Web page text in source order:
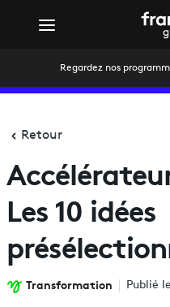
Regardez nos
Retour
Les 10 idées
Transformation Publié